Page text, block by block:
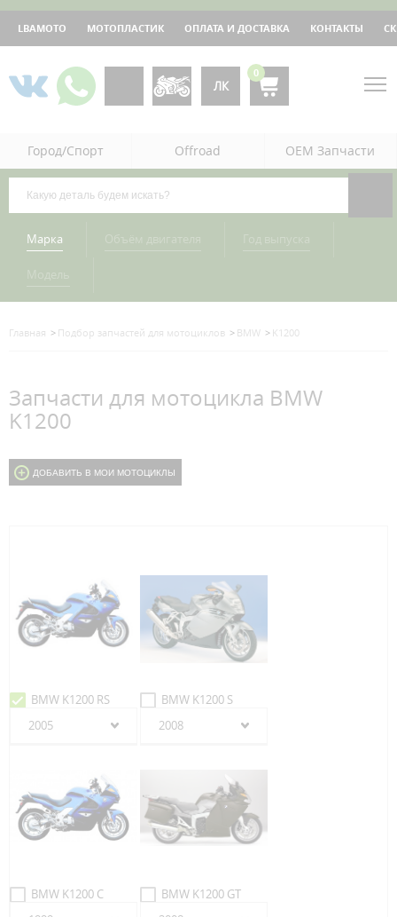
LBAMOTO МОТОПЛАСТИК ОПЛАТА И ДОСТАВКА КОНТАКТЫ
ЛК
0
Город/Спорт Offroad OEM Запчасти
Марка
Главная Подбор запчастей для мотоциклов BMW K1200
Запчасти для мотоцикла BMW
K1200
ДОБАВИТЬ В МОИ МОТОЦИКЛЫ
BMW K1200 RS
2005
BMW K1200 S
2008
BMW K1200 C
BMW K1200 GT